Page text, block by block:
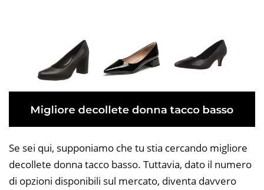
Se sei qui, supponiamo che tu stia cercando migliore
decollete donna tacco basso. Tuttavia, dato il numero
di opzioni disponibili sul mercato, diventa davvero